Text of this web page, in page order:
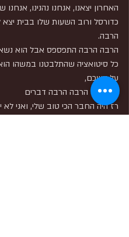
האחרון יצאנו, אנחנו נהנינו, אנחנו
כדורסל ורוב השעות שלו בבית יצא
הרבה.
הרבה הרבה התפספס אבל הוא
כל סיטואציה שהתלבטנו במשהו
על השכם,
וקרו עוד הרבה הרבה דברים
רז היה החבר הכי טוב שלי, ואני לא